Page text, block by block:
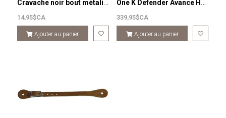
Cravache noir bout métalique
14,95$CA
Ajouter au panier
One K Defender Avance Helmet with Wide Brim-Black
339,95$CA
Ajouter au panier